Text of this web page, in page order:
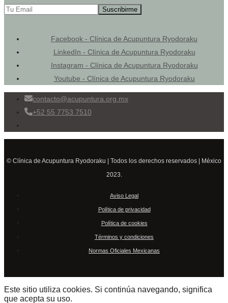
Facebook - Clínica de Acupuntura Ryodoraku
LinkedIn - Clínica de Acupuntura Ryodoraku
Instagram - Clínica de Acupuntura Ryodoraku
Youtube - Clínica de Acupuntura Ryodoraku
contacto@acupuntura.org.mx
+52 55 7753 7510
© Clínica de Acupuntura Ryodoraku | Todos los derechos reservados | México
2023.
Aviso Legal
Política de privacidad
Política de cookies
Términos y condiciones
Normas Oficiales Mexicanas
Este sitio utiliza cookies. Si continúa navegando, significa
que acepta su uso.